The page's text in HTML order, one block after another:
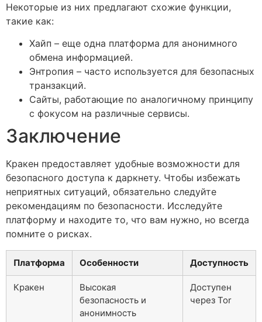
Некоторые из них предлагают схожие функции,
такие как:
Хайп – еще одна платформа для анонимного
обмена информацией.
Энтропия – часто используется для безопасных
транзакций.
Сайты, работающие по аналогичному принципу
с фокусом на различные сервисы.
Заключение
Кракен предоставляет удобные возможности для
безопасного доступа к даркнету. Чтобы избежать
неприятных ситуаций, обязательно следуйте
рекомендациям по безопасности. Исследуйте
платформу и находите то, что вам нужно, но всегда
помните о рисках.
Платформа Особенности Доступность
Кракен
Высокая
безопасность и
анонимность
Доступен
через Tor